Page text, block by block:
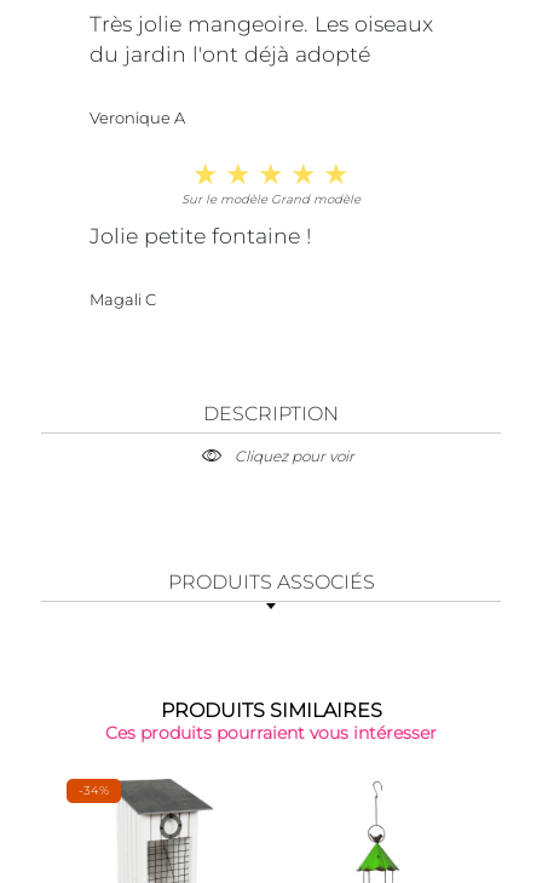
Très jolie mangeoire. Les oiseaux
du jardin l'ont déjà adopté
Veronique A
Sur le modèle Grand modèle
Jolie petite fontaine !
Magali C
DESCRIPTION
Cliquez pour voir
PRODUITS ASSOCIÉS
PRODUITS SIMILAIRES
Ces produits pourraient vous intéresser
-34%